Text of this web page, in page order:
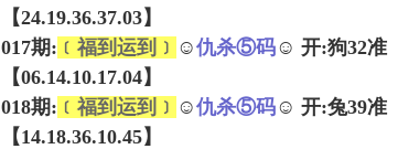
【24.19.36.37.03】
017期: ﹝福到运到﹞ ☺仇杀⑤码☺ 开:狗32准
【06.14.10.17.04】
018期: ﹝福到运到﹞ ☺仇杀⑤码☺ 开:兔39准
【14.18.36.10.45】